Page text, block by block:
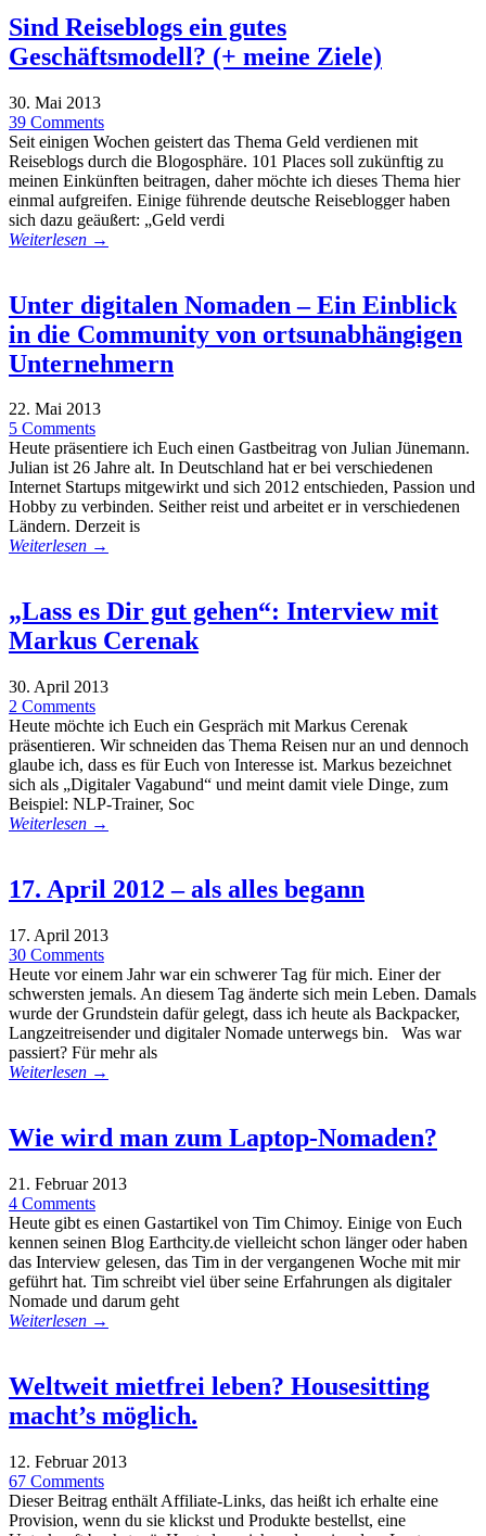
Sind Reiseblogs ein gutes
Geschäftsmodell? (+ meine Ziele)
30. Mai 2013
39 Comments
Seit einigen Wochen geistert das Thema Geld verdienen mit
Reiseblogs durch die Blogosphäre. 101 Places soll zukünftig zu
meinen Einkünften beitragen, daher möchte ich dieses Thema hier
einmal aufgreifen. Einige führende deutsche Reiseblogger haben
sich dazu geäußert: „Geld verdi
Weiterlesen →
Unter digitalen Nomaden – Ein Einblick
in die Community von ortsunabhängigen
Unternehmern
22. Mai 2013
5 Comments
Heute präsentiere ich Euch einen Gastbeitrag von Julian Jünemann.
Julian ist 26 Jahre alt. In Deutschland hat er bei verschiedenen
Internet Startups mitgewirkt und sich 2012 entschieden, Passion und
Hobby zu verbinden. Seither reist und arbeitet er in verschiedenen
Ländern. Derzeit is
Weiterlesen →
„Lass es Dir gut gehen“: Interview mit
Markus Cerenak
30. April 2013
2 Comments
Heute möchte ich Euch ein Gespräch mit Markus Cerenak
präsentieren. Wir schneiden das Thema Reisen nur an und dennoch
glaube ich, dass es für Euch von Interesse ist. Markus bezeichnet
sich als „Digitaler Vagabund“ und meint damit viele Dinge, zum
Beispiel: NLP-Trainer, Soc
Weiterlesen →
17. April 2012 – als alles begann
17. April 2013
30 Comments
Heute vor einem Jahr war ein schwerer Tag für mich. Einer der
schwersten jemals. An diesem Tag änderte sich mein Leben. Damals
wurde der Grundstein dafür gelegt, dass ich heute als Backpacker,
Langzeitreisender und digitaler Nomade unterwegs bin. Was war
passiert? Für mehr als
Weiterlesen →
Wie wird man zum Laptop-Nomaden?
21. Februar 2013
4 Comments
Heute gibt es einen Gastartikel von Tim Chimoy. Einige von Euch
kennen seinen Blog Earthcity.de vielleicht schon länger oder haben
das Interview gelesen, das Tim in der vergangenen Woche mit mir
geführt hat. Tim schreibt viel über seine Erfahrungen als digitaler
Nomade und darum geht
Weiterlesen →
Weltweit mietfrei leben? Housesitting
macht’s möglich.
12. Februar 2013
67 Comments
Dieser Beitrag enthält Affiliate-Links, das heißt ich erhalte eine
Provision, wenn du sie klickst und Produkte bestellst, eine